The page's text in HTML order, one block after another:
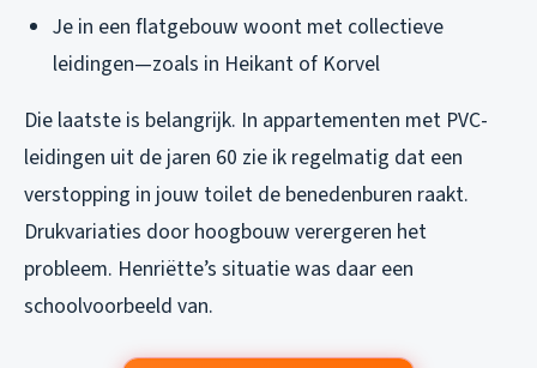
Je in een flatgebouw woont met collectieve
leidingen—zoals in Heikant of Korvel
Die laatste is belangrijk. In appartementen met PVC-
leidingen uit de jaren 60 zie ik regelmatig dat een
verstopping in jouw toilet de benedenburen raakt.
Drukvariaties door hoogbouw verergeren het
probleem. Henriëtte’s situatie was daar een
schoolvoorbeeld van.